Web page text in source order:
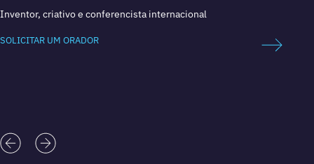
Inventor, criativo e conferencista internacional
SOLICITAR UM ORADOR